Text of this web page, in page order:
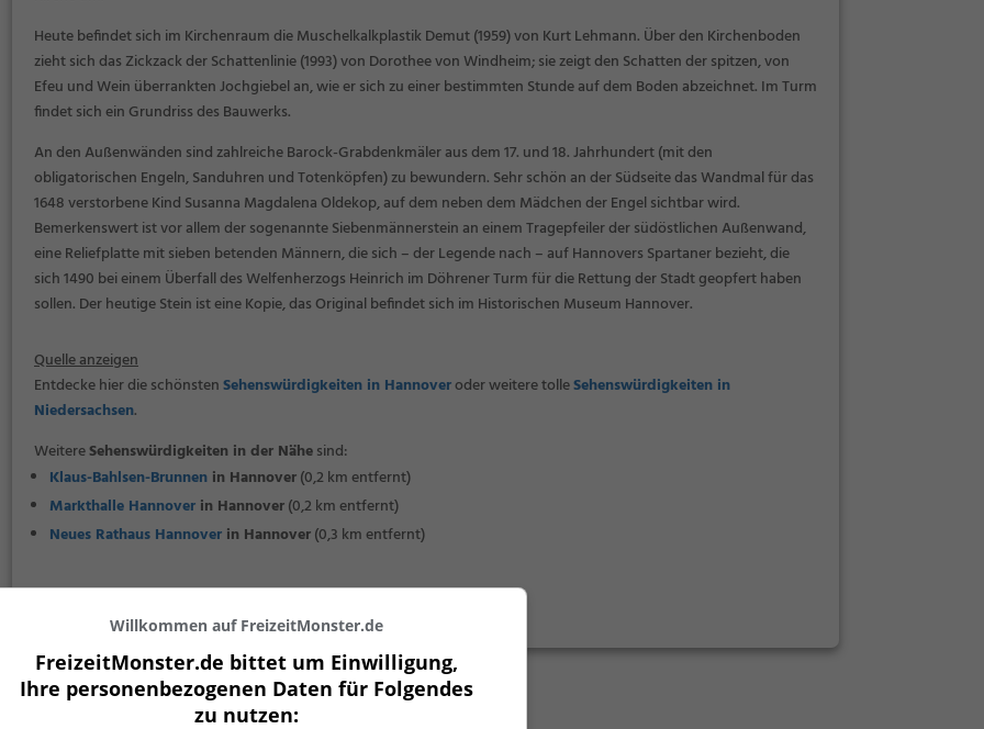
Heute befindet sich im Kirchenraum die MuschelkalkplastikDemut(1959) von Kurt Lehmann. Über den Kirchenboden
zieht sich das Zickzack derSchattenlinie(1993) von Dorothee von Windheim; sie zeigt den Schatten der spitzen, von
Efeu und Wein überrankten Jochgiebel an, wie er sich zu einer bestimmten Stunde auf dem Boden abzeichnet. Im Turm
findet sich ein Grundriss des Bauwerks.
An den Außenwänden sind zahlreiche Barock-Grabdenkmäler aus dem 17. und 18. Jahrhundert (mit den
obligatorischen Engeln, Sanduhren und Totenköpfen) zu bewundern. Sehr schön an der Südseite das Wandmal für das
1648 verstorbene Kind Susanna Magdalena Oldekop, auf dem neben dem Mädchen der Engel sichtbar wird.
Bemerkenswert ist vor allem der sogenannte Siebenmännerstein an einem Tragepfeiler der südöstlichen Außenwand,
eine Reliefplatte mit sieben betenden Männern, die sich – der Legende nach – aufHannovers Spartanerbezieht, die
sich 1490 bei einem Überfall des Welfenherzogs Heinrich im Döhrener Turm für die Rettung der Stadt geopfert haben
sollen. Der heutige Stein ist eine Kopie, das Original befindet sich im Historischen Museum Hannover.
Quelle anzeigen
Entdecke hier die schönstenSehenswürdigkeiten in Hannoveroder weitere tolleSehenswürdigkeiten in
Niedersachsen.
WeitereSehenswürdigkeiten in der Nähesind:
Klaus-Bahlsen-Brunnen in Hannover(0,2 km entfernt)
Markthalle Hannover in Hannover(0,2 km entfernt)
Neues Rathaus Hannover in Hannover(0,3 km entfernt)
Willkommen auf FreizeitMonster.de
FreizeitMonster.de bittet um Einwilligung,
Ihre personenbezogenen Daten für Folgendes
zu nutzen: